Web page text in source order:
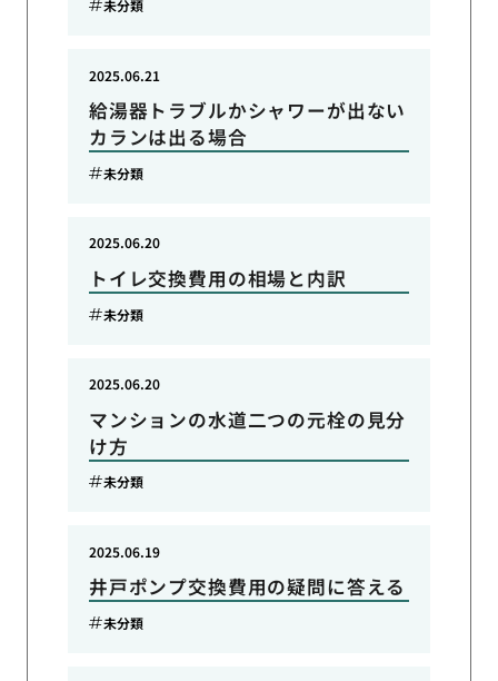
未分類
給湯器トラブルかシャワーが出ない
カランは出る場合
2025.06.21
未分類
トイレ交換費用の相場と内訳
2025.06.20
未分類
マンションの水道二つの元栓の見分
け方
2025.06.20
未分類
井戸ポンプ交換費用の疑問に答える
2025.06.19
未分類